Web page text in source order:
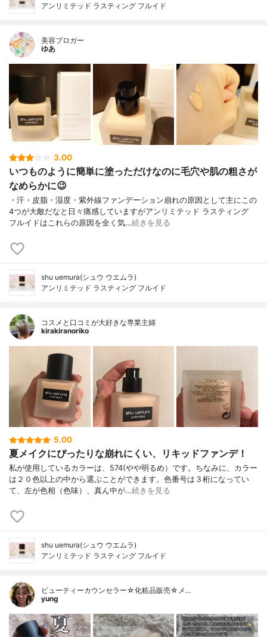
アンリミテッド ラスティング フルイド
美容ブロガー
ゆあ
3.00
いつものように簡単に塗っただけなのに毛穴や肌の粗さが
なめらかに😉
・汗・皮脂・湿度・紫外線ファンデーション崩れの原因として主にこの
4つが大敵だなと日々痛感していますがアンリミテッド ラスティング
フルイドはこれらの原因を全く気…続きを見る
shu uemura(シュウ ウエムラ)
アンリミテッド ラスティング フルイド
コスメと口コミが大好きな専業主婦
kirakiranoriko
5.00
夏メイクにぴったりな崩れにくい、リキッドファンデ！
私が使用しているカラーは、574(やや明るめ）です。ちなみに、カラー
は２０色以上の中から選ぶことができます。色番号は３桁になってい
て、左が色相（色味）、真ん中が…続きを見る
shu uemura(シュウ ウエムラ)
アンリミテッド ラスティング フルイド
ビューティーカウンセラー☆化粧品販売☆メ…
yung